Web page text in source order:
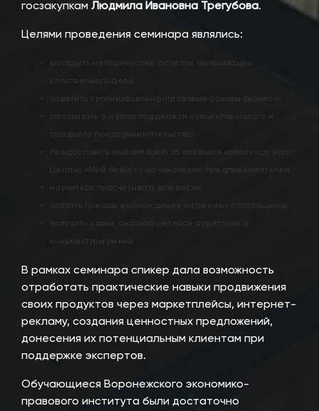
госзакупкам Людмила Ивановна Трегубова.
Целями проведения семинара являлись:
раскрыть методические аспекты организации
собственного дела;
осветить организационно-правовые основы бизнеса;
рассказать о мерах поддержки субъектов малого и
среднего предпринимательства;
предоставить информацию об оказании комплекса услуг
Центра «Мой бизнес» начинающим предпринимателям;
научиться просчитывать все риски;
оказать помощь в нахождении надежных поставщиков;
получить навык анализа целевой аудитории и
конъюнктуры рынка.
В рамках семинара спикер дала возможность
отработать практические навыки продвижения
своих продуктов через маркетплейсы, интернет-
рекламу, создания ценностных предложений,
донесения их потенциальным клиентам при
поддержке экспертов.
Обучающиеся Воронежского экономико-
правового института были достаточно